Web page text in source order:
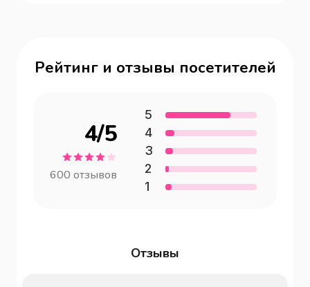
Рейтинг и отзывы посетителей
4/5
600 отзывов
5
4
3
2
1
Отзывы